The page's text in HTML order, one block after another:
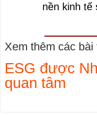
nền kinh tế
Xem thêm các
ESG được
quan tâm